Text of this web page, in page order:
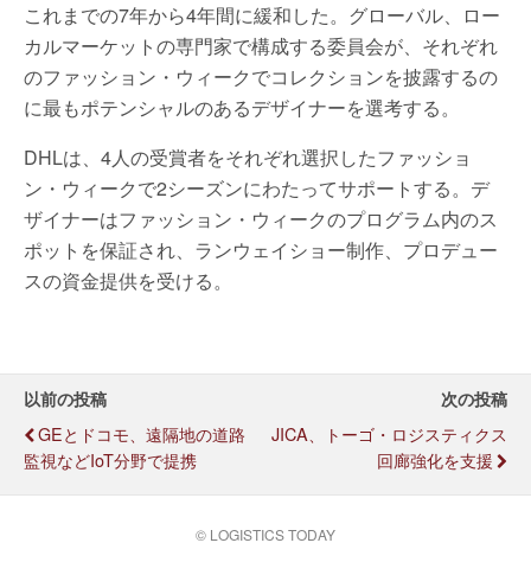
これまでの7年から4年間に緩和した。グローバル、ロー
カルマーケットの専門家で構成する委員会が、それぞれ
のファッション・ウィークでコレクションを披露するの
に最もポテンシャルのあるデザイナーを選考する。
DHLは、4人の受賞者をそれぞれ選択したファッショ
ン・ウィークで2シーズンにわたってサポートする。デ
ザイナーはファッション・ウィークのプログラム内のス
ポットを保証され、ランウェイショー制作、プロデュー
スの資金提供を受ける。
以前の投稿
GEとドコモ、遠隔地の道路
監視などIoT分野で提携
次の投稿
JICA、トーゴ・ロジスティクス
回廊強化を支援
© LOGISTICS TODAY